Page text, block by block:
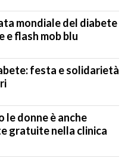
mondiale del diabete
flash mob blu
festa e solidarietà
le donne è anche
gratuite nella clinica